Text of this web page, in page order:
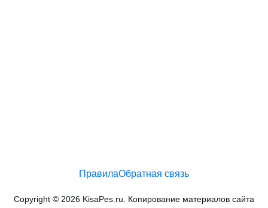
ПравилаОбратная связь
Copyright © 2026 KisaPes.ru. Копирование материалов сайта